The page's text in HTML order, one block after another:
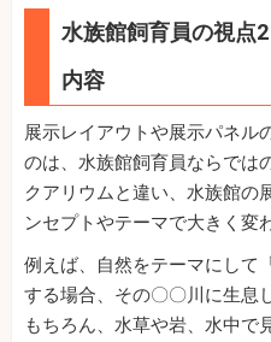
水族館飼育員の視点
内容
展示レイアウトや展示パネル
のは、水族館飼育員ならでは
クアリウムと違い、水族館の
ンセプトやテーマで大きく変
例えば、自然をテーマにして
する場合、その〇〇川に生息
もちろん、水草や岩、水中で